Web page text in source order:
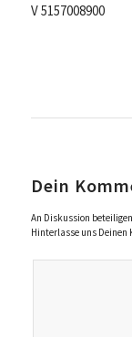
V 5157008900
Dein
An Diskussion
Hinterlasse uns Deinen